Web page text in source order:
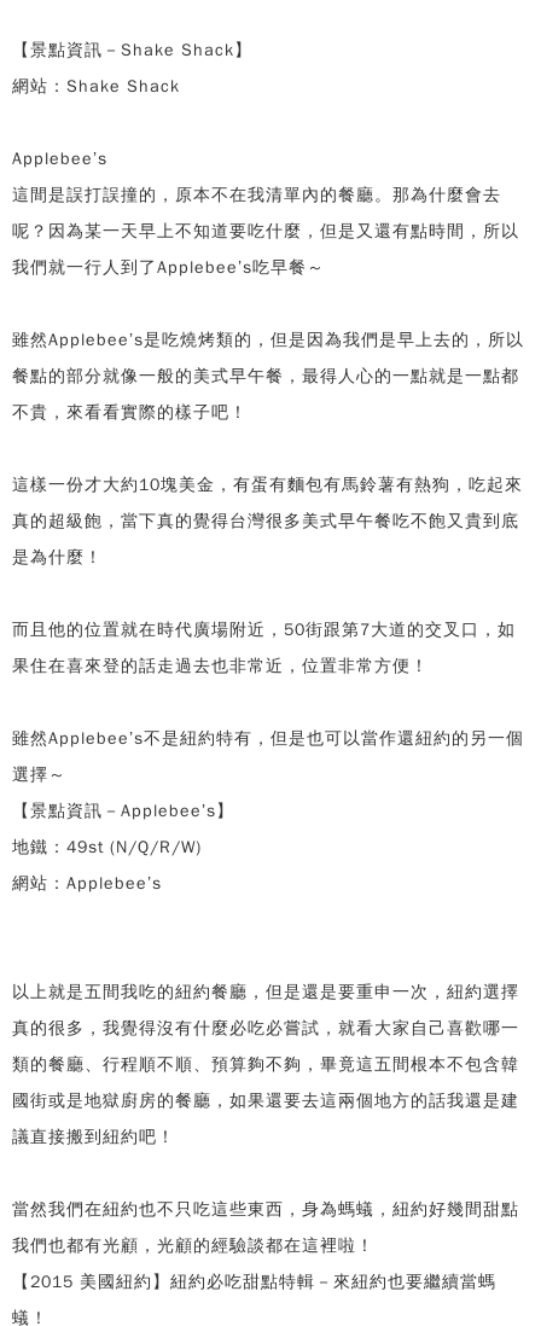
【景點資訊－Shake Shack】
網站：Shake Shack
Applebee’s
這間是誤打誤撞的，原本不在我清單內的餐廳。那為什麼會去
呢？因為某一天早上不知道要吃什麼，但是又還有點時間，所以
我們就一行人到了Applebee’s吃早餐～
雖然Applebee’s是吃燒烤類的，但是因為我們是早上去的，所以
餐點的部分就像一般的美式早午餐，最得人心的一點就是一點都
不貴，來看看實際的樣子吧！
這樣一份才大約10塊美金，有蛋有麵包有馬鈴薯有熱狗，吃起來
真的超級飽，當下真的覺得台灣很多美式早午餐吃不飽又貴到底
是為什麼！
而且他的位置就在時代廣場附近，50街跟第7大道的交叉口，如
果住在喜來登的話走過去也非常近，位置非常方便！
雖然Applebee’s不是紐約特有，但是也可以當作還紐約的另一個
選擇～
【景點資訊－Applebee’s】
地鐵：49st (N/Q/R/W)
網站：Applebee’s
以上就是五間我吃的紐約餐廳，但是還是要重申一次，紐約選擇
真的很多，我覺得沒有什麼必吃必嘗試，就看大家自己喜歡哪一
類的餐廳、行程順不順、預算夠不夠，畢竟這五間根本不包含韓
國街或是地獄廚房的餐廳，如果還要去這兩個地方的話我還是建
議直接搬到紐約吧！
當然我們在紐約也不只吃這些東西，身為螞蟻，紐約好幾間甜點
我們也都有光顧，光顧的經驗談都在這裡啦！
【2015 美國紐約】紐約必吃甜點特輯－來紐約也要繼續當螞
蟻！